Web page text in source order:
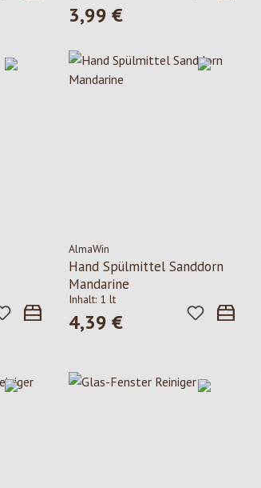
Regulärer Preis:
3,99 €
AlmaWin
Hand Spülmittel Sanddorn
Mandarine
Inhalt: 1 lt
Regulärer Preis:
4,39 €